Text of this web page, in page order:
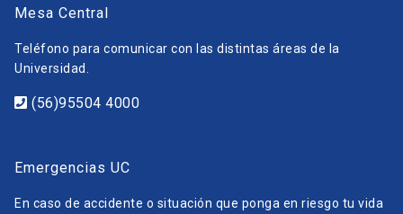
Mesa Central
Teléfono para comunicar con las distintas áreas de la
Universidad.
(56)95504 4000
Emergencias UC
En caso de accidente o situación que ponga en riesgo tu vida